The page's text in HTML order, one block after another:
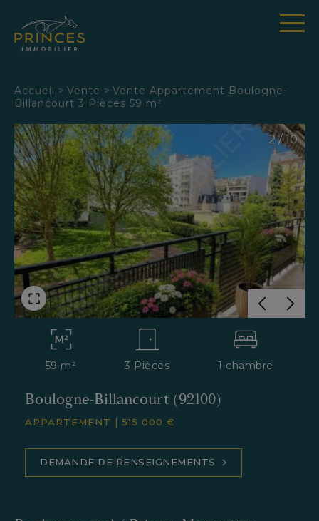
Accueil > Vente > Vente Appartement Boulogne-
Billancourt 3 Pièces 59 m²
2 / 10
59 m² 3 Pièces 1 chambre
Boulogne-Billancourt (92100)
APPARTEMENT | 515 000 €
DEMANDE DE RENSEIGNEMENTS